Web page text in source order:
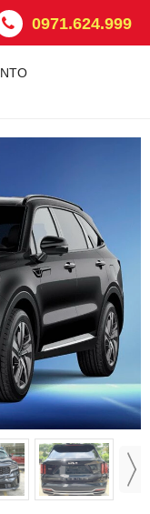
0971.624.999